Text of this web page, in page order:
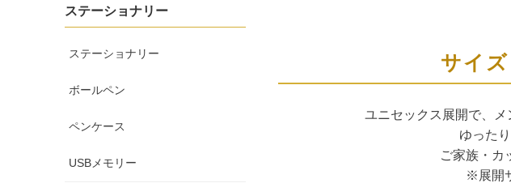
ステーショナリー
ステーショナリー
ボールペン
ペンケース
USBメモリー
サイ
ユニセックス展開で、メ
ゆった
ご家族・カ
※展開